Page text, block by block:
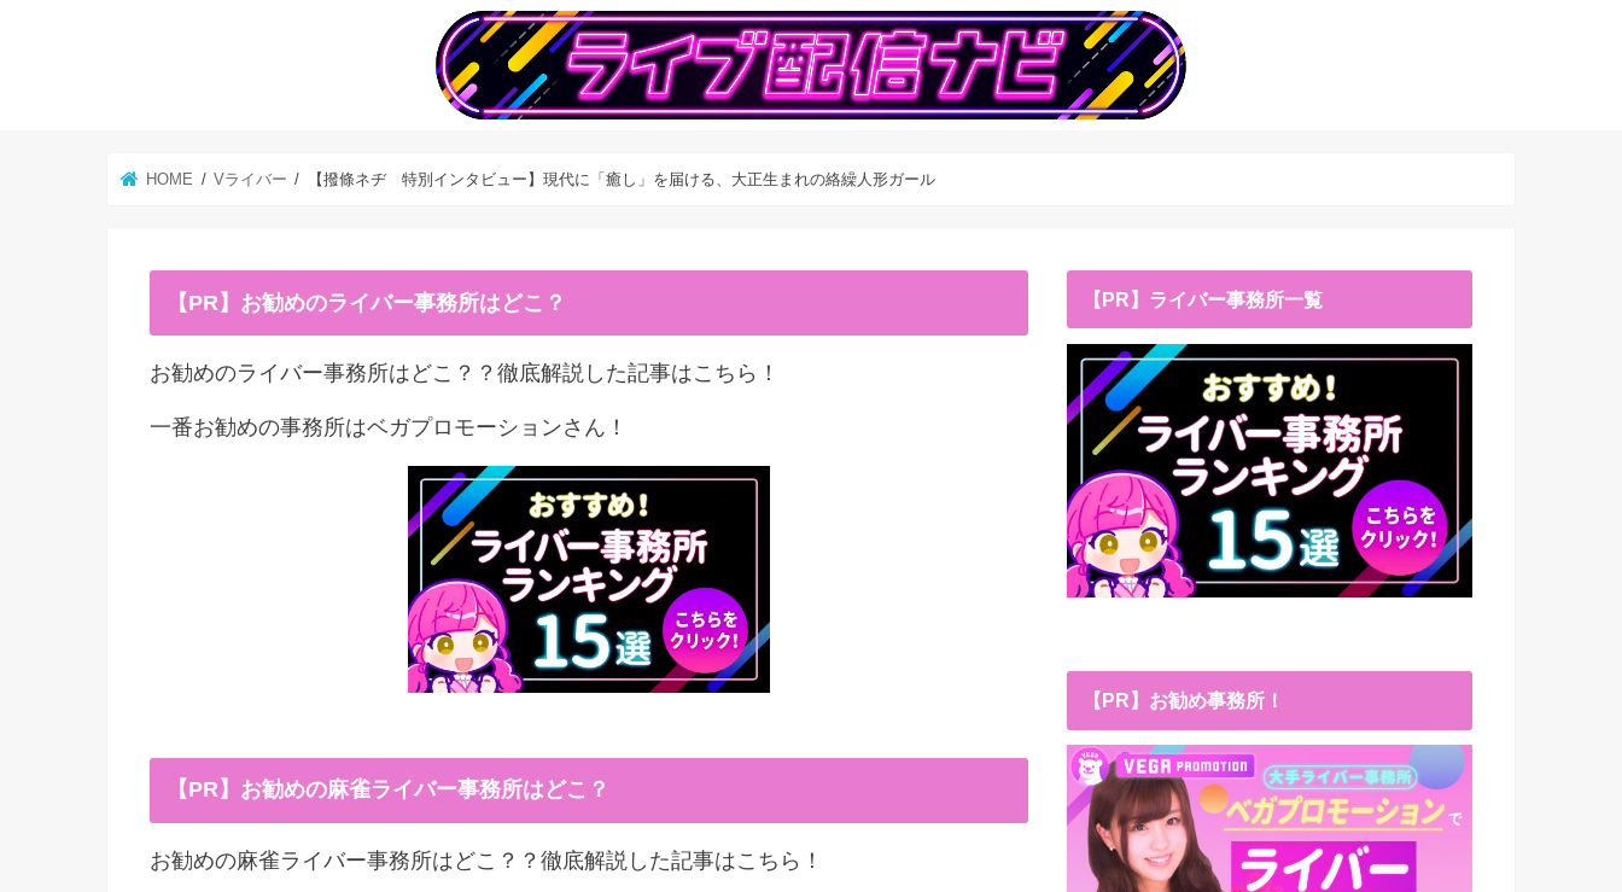
HOME Vライバー 【撥條ネヂ 特別インタビュー】現代に「癒し」を届ける、大正生まれの絡繰人形ガール
【PR】お勧めのライバー事務所はどこ？
お勧めのライバー事務所はどこ？？徹底解説した記事はこちら！
一番お勧めの事務所はベガプロモーションさん！
【PR】お勧めの麻雀ライバー事務所はどこ？
お勧めの麻雀ライバー事務所はどこ？？徹底解説した記事はこちら！
【PR】ライバー事務所一覧
【PR】お勧め事務所！